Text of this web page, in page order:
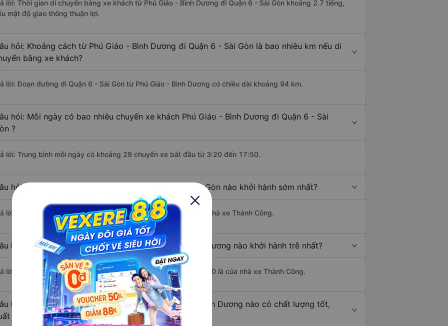
lời: Thời gian di chuyển bằng xe khách từ Phú Giáo - Bình Dương đi Quận 6 - Sài Gòn khoảng 2.7 tiếng,
mật độ giao thông thuận lợi.
hỏi: Khoảng cách từ Phú Giáo - Bình Dương đi Quận 6 - Sài Gòn là bao nhiêu km nếu di
bằng xe khách?
lời: Đoạn đường đi Quận 6 - Sài Gòn từ Phú Giáo - Bình Dương có chiều dài khoảng 94 km.
hỏi: Mỗi ngày có bao nhiêu chuyến xe khách Phú Giáo - Bình Dương đi Quận 6 - Sài
?
lời: Trung bình mỗi ngày có khoảng 29 chuyến xe bắt đầu từ 3:20 đến 17:50.
hỏi: Nhà xe đi Phú Giáo - Bình Dương Quận 6 - Sài Gòn nào khởi hành sớm nhất?
lời: Chuyến xe có giờ xuất phát sớm nhất vào lúc 3:20 là của nhà xe Thành Công.
hỏi: Nhà xe đi Quận 6 - Sài Gòn từ Phú Giáo - Bình Dương nào khởi hành trễ nhất?
lời: Chuyến xe có giờ xuất phát trễ (muộn) nhất là vào lúc 17:50 là của nhà xe Thành Công.
hỏi: Review xe đi Quận 6 - Sài Gòn từ Phú Giáo - Bình Dương nào có chất lượng tốt,
sắc, cao cấp nhất?